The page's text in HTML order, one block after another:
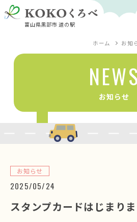
富山県黒部市 道の駅
お知らせ
ホーム お知
お知らせ
2025/05/24
スタンプカードはじまりま